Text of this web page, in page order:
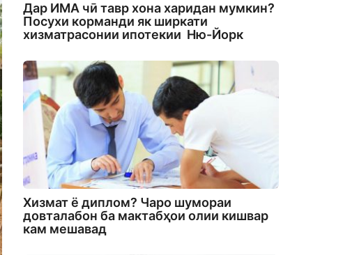
Дар ИМА чӣ тавр хона харидан мумкин?
Посухи корманди як ширкати
хизматрасонии ипотекии Ню-Йорк
Хизмат ё диплом? Чаро шумораи
довталабон ба мактабҳои олии кишвар
кам мешавад